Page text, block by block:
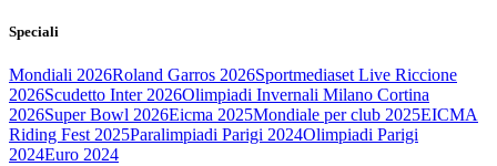
Speciali
Mondiali 2026Roland Garros 2026Sportmediaset Live Riccione
2026Scudetto Inter 2026Olimpiadi Invernali Milano Cortina
2026Super Bowl 2026Eicma 2025Mondiale per club 2025EICMA
Riding Fest 2025Paralimpiadi Parigi 2024Olimpiadi Parigi
2024Euro 2024